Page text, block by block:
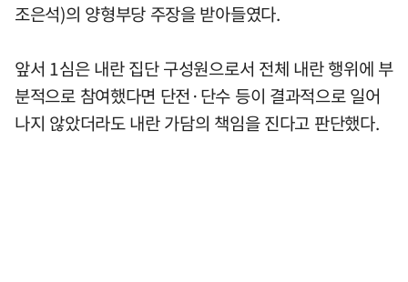
조은석)의 양형부당 주장을 받아들였다.
앞서 1심은 내란 집단 구성원으로서 전체 내란 행위에 부
분적으로 참여했다면 단전·단수 등이 결과적으로 일어
나지 않았더라도 내란 가담의 책임을 진다고 판단했다.